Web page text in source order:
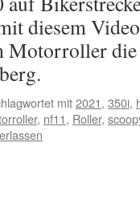
diesem
Motorroller
mit2021, 350i,
, nf11, Roller,